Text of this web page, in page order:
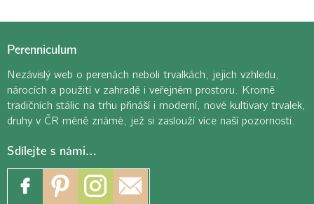
Perenniculum
Nezávislý web o perenách neboli trvalkách, jejich vzhledu,
nárocích a použití v zahradě i veřejném prostoru. Kromě
tradičních stálic na trhu přináší i moderní, nové kultivary trvalek,
druhy v ČR méně známé, jež si zaslouží více naší pozornosti.
Sdílejte s námi…